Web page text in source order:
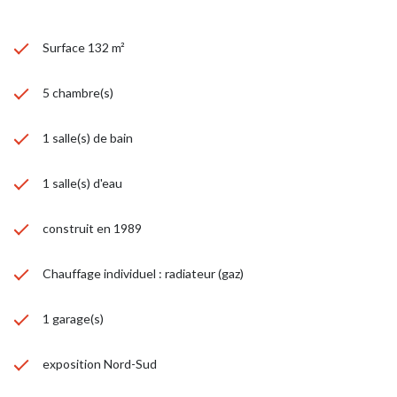
Surface 132 m²
5 chambre(s)
1 salle(s) de bain
1 salle(s) d'eau
construit en 1989
Chauffage individuel : radiateur (gaz)
1 garage(s)
exposition Nord-Sud